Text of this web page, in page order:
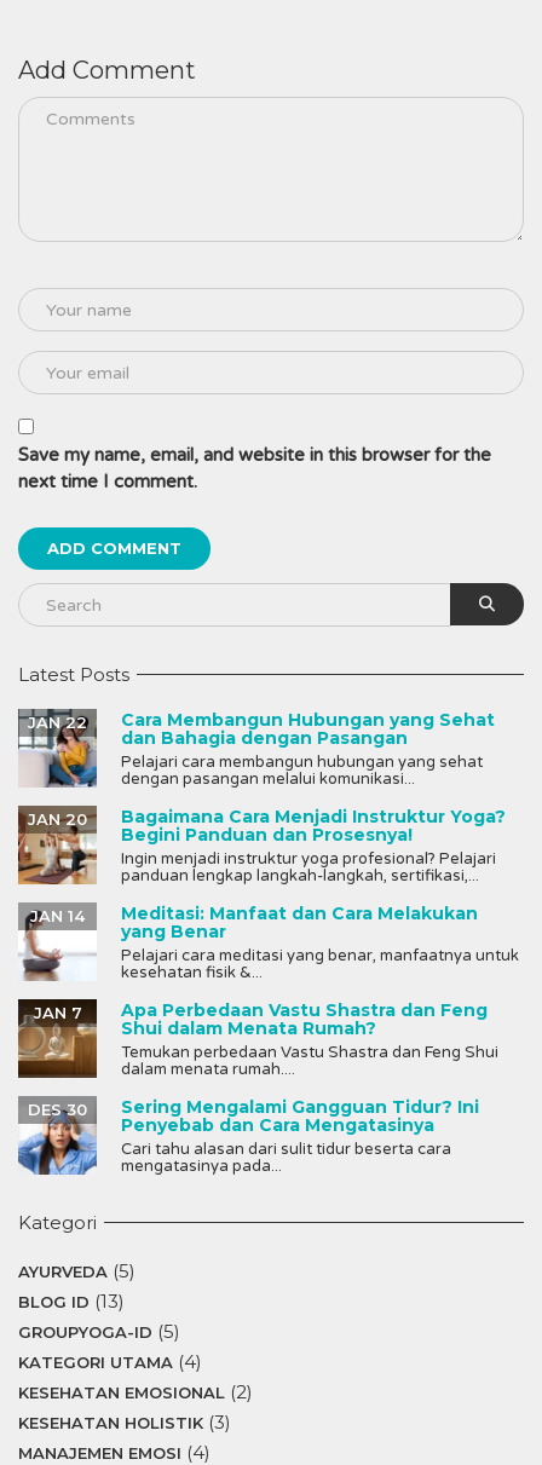
Add Comment
Save my name, email, and website in this browser for the
next time I comment.
Latest Posts
Cara Membangun Hubungan yang Sehat
dan Bahagia dengan Pasangan
JAN 22
Pelajari cara membangun hubungan yang sehat
dengan pasangan melalui komunikasi...
Bagaimana Cara Menjadi Instruktur Yoga?
Begini Panduan dan Prosesnya!
JAN 20
Ingin menjadi instruktur yoga profesional? Pelajari
panduan lengkap langkah-langkah, sertifikasi,...
Meditasi: Manfaat dan Cara Melakukan
yang Benar
JAN 14
Pelajari cara meditasi yang benar, manfaatnya untuk
kesehatan fisik &...
Apa Perbedaan Vastu Shastra dan Feng
Shui dalam Menata Rumah?
JAN 7
Temukan perbedaan Vastu Shastra dan Feng Shui
dalam menata rumah....
Sering Mengalami Gangguan Tidur? Ini
Penyebab dan Cara Mengatasinya
DES 30
Cari tahu alasan dari sulit tidur beserta cara
mengatasinya pada...
Kategori
AYURVEDA (5)
BLOG ID (13)
GROUPYOGA-ID (5)
KATEGORI UTAMA (4)
KESEHATAN EMOSIONAL (2)
KESEHATAN HOLISTIK (3)
MANAJEMEN EMOSI (4)